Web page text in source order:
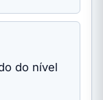
do nível